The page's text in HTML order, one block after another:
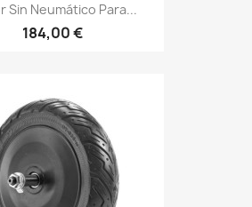
Sin Neumático Para...
184,00 €